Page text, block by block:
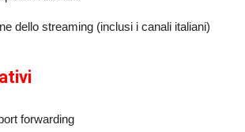
dello streaming (inclusi i canali italiani)
forwarding